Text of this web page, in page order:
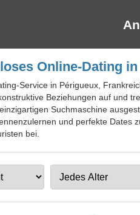
Online-Dating
Service in Périgueux,
Beziehungen auf und
Suchmaschine
und perfekte Dates
bei.